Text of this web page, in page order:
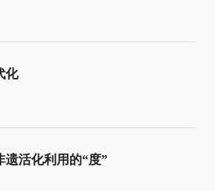
化
遗活化利用的“度”